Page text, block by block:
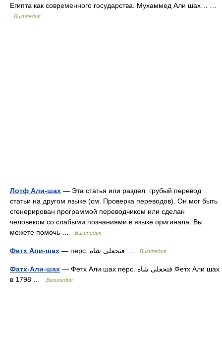
Египта как современного государства. Мухаммед Али шах… …
Википедия
Лотф Али-шах — Эта статья или раздел грубый перевод
статьи на другом языке (см. Проверка переводов). Он мог быть
сгенерирован программой переводчиком или сделан
человеком со слабыми познаниями в языке оригинала. Вы
можете помочь …
Википедия
Фетх Али-шах Википедия
Фатх-Али-шах — Фетх Али шах перс. فتحعلی شاه Фетх Али шах
в 1798 …
Википедия